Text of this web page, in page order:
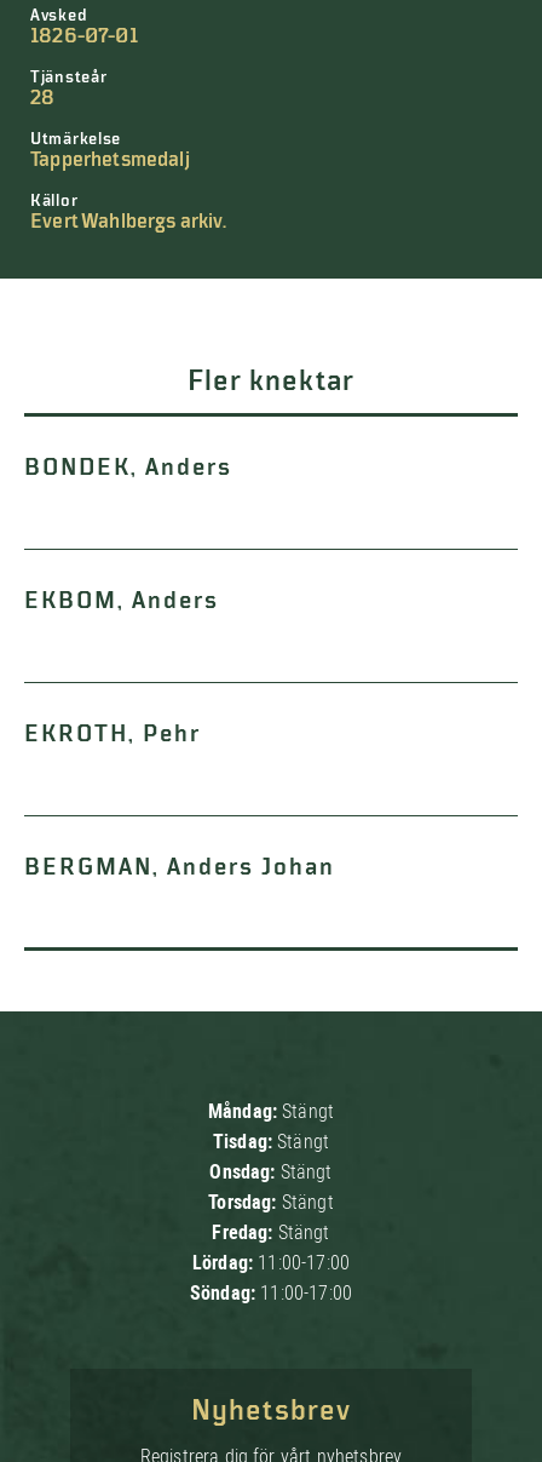
Avsked
1826-07-01
Tjänsteår
28
Utmärkelse
Tapperhetsmedalj
Källor
Evert Wahlbergs arkiv.
Fler knektar
BONDEK, Anders
EKBOM, Anders
EKROTH, Pehr
BERGMAN, Anders Johan
Måndag:Stängt
Tisdag:Stängt
Onsdag: Stängt
Torsdag: Stängt
Fredag: Stängt
Lördag: 11:00-17:00
Söndag: 11:00-17:00
Nyhetsbrev
Registrera dig för vårt nyhetsbrev